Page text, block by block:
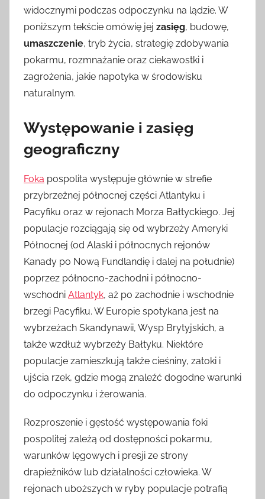
widocznymi podczas odpoczynku na lądzie. W
poniższym tekście omówię jej zasięg, budowę,
umaszczenie, tryb życia, strategię zdobywania
pokarmu, rozmnażanie oraz ciekawostki i
zagrożenia, jakie napotyka w środowisku
naturalnym.
Występowanie i zasięg
geograficzny
Foka pospolita występuje głównie w strefie
przybrzeżnej północnej części Atlantyku i
Pacyfiku oraz w rejonach Morza Bałtyckiego. Jej
populacje rozciągają się od wybrzeży Ameryki
Północnej (od Alaski i północnych rejonów
Kanady po Nową Fundlandię i dalej na południe)
poprzez północno-zachodni i północno-
wschodni Atlantyk, aż po zachodnie i wschodnie
brzegi Pacyfiku. W Europie spotykana jest na
wybrzeżach Skandynawii, Wysp Brytyjskich, a
także wzdłuż wybrzeży Bałtyku. Niektóre
populacje zamieszkują także cieśniny, zatoki i
ujścia rzek, gdzie mogą znaleźć dogodne warunki
do odpoczynku i żerowania.
Rozproszenie i gęstość występowania foki
pospolitej zależą od dostępności pokarmu,
warunków lęgowych i presji ze strony
drapieżników lub działalności człowieka. W
rejonach uboższych w ryby populacje potrafią